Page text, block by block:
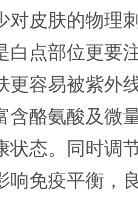
对皮肤的物理
白点部位更要
更容易被紫外
含酪氨酸及微
状态。同时调
响免疫平衡，